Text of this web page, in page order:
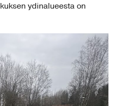
ydinalueesta on